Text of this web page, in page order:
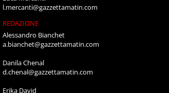
l.mercanti@gazzettamatin.com
REDAZIONE
Alessandro Bianchet
a.bianchet@gazzettamatin.com
Danila Chenal
d.chenal@gazzettamatin.com
Erika David